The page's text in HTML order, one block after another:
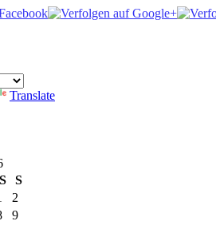
Translate
S
S
2
9